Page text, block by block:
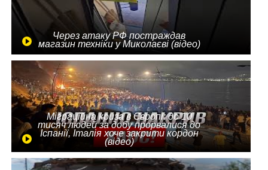
Через атаку РФ постраждав
магазин техніки у Миколаєві (відео)
Міграційна криза в Європі: до 10
тисяч людей за добу прорвалися до
Іспанії, Італія хоче закрити кордон
(відео)